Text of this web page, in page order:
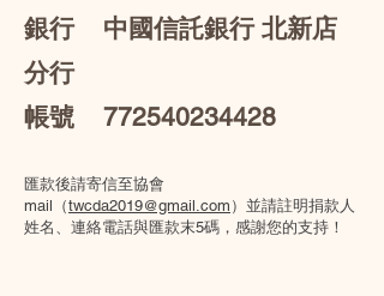
銀行 中國信託銀行 北新店
分行
帳號 772540234428
匯款後請寄信至協會
mail（twcda2019@gmail.com ）並請註明捐款人
姓名、連絡電話與匯款末5碼，感謝您的支持！